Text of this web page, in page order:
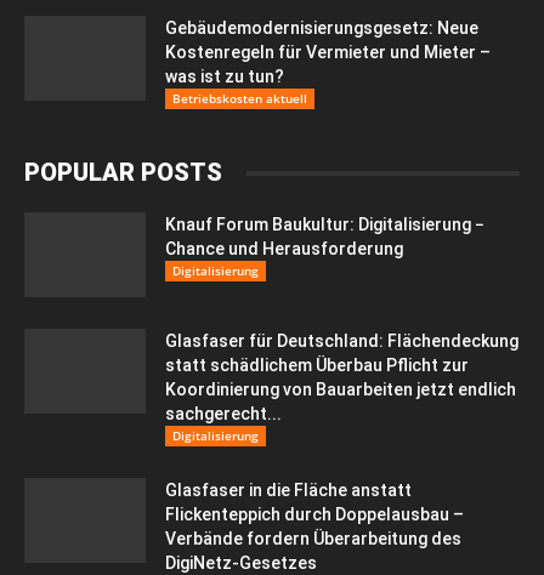
Gebäudemodernisierungsgesetz: Neue
Kostenregeln für Vermieter und Mieter –
was ist zu tun?
Betriebskosten aktuell
POPULAR POSTS
Knauf Forum Baukultur: Digitalisierung −
Chance und Herausforderung
Digitalisierung
Glasfaser für Deutschland: Flächendeckung
statt schädlichem Überbau Pflicht zur
Koordinierung von Bauarbeiten jetzt endlich
sachgerecht...
Digitalisierung
Glasfaser in die Fläche anstatt
Flickenteppich durch Doppelausbau –
Verbände fordern Überarbeitung des
DigiNetz-Gesetzes